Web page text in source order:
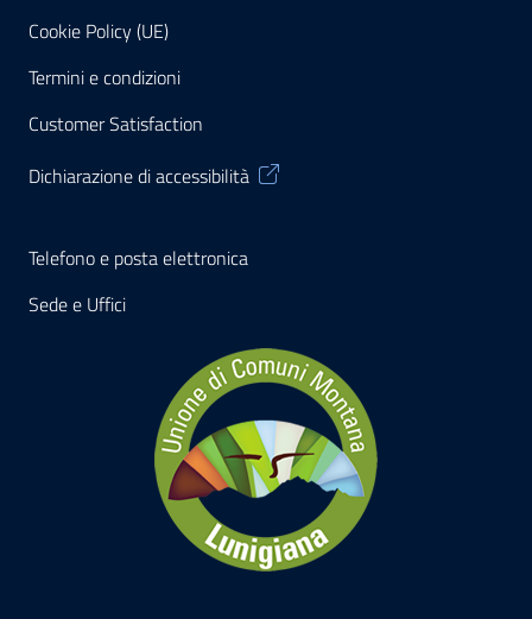
Cookie Policy (UE)
Termini e condizioni
Customer Satisfaction
Dichiarazione di accessibilità
Telefono e posta elettronica
Sede e Uffici